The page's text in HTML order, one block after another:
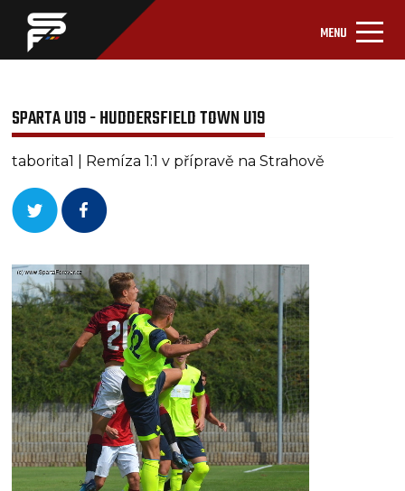
MENU
SPARTA U19 - HUDDERSFIELD TOWN U19
taborita1 | Remíza 1:1 v přípravě na Strahově